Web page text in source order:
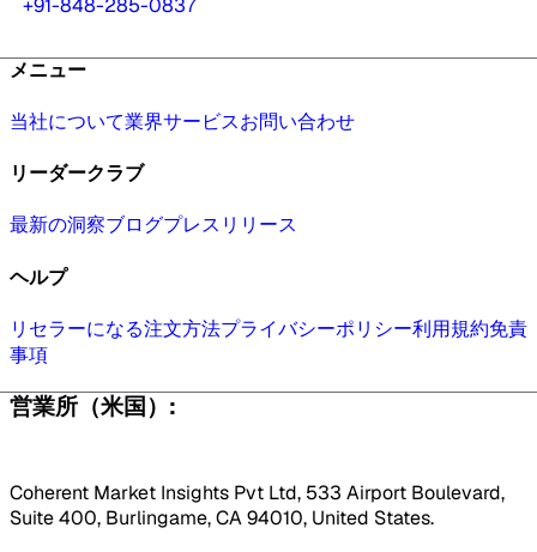
+91-848-285-0837
メニュー
当社について業界サービスお問い合わせ
リーダークラブ
最新の洞察ブログプレスリリース
ヘルプ
リセラーになる注文方法プライバシーポリシー利用規約免責
事項
営業所（米国）:
Coherent Market Insights Pvt Ltd, 533 Airport Boulevard,
Suite 400, Burlingame, CA 94010, United States.